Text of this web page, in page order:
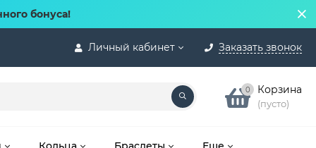
бонуса!
Личный кабинет Заказать звонок
0 Корзина
(пусто)